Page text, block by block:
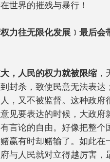
世界的摧残与暴行！
力往无限化发展﹞最后会
，人民的权力就被限缩
封杀，致使民意无法表达
，又不被监督。这种政府
见要表达的时候，大政府
言论的自由。好像把整个
赢有时却赌输了。如此在
与人民就对立得越厉害，